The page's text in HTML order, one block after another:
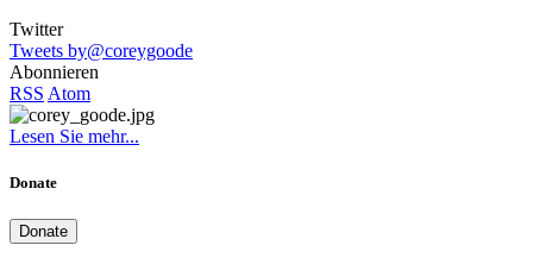
Twitter
Tweets by@coreygoode
Abonnieren
RSS Atom
Lesen Sie mehr...
Donate
Donate